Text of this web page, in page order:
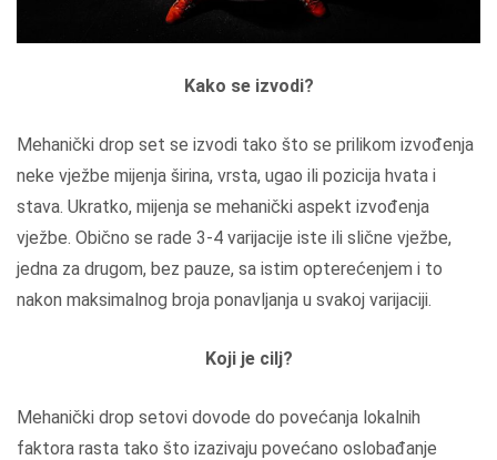
Kako se izvodi?
Mehanički drop set se izvodi tako što se prilikom izvođenja
neke vježbe mijenja širina, vrsta, ugao ili pozicija hvata i
stava. Ukratko, mijenja se mehanički aspekt izvođenja
vježbe. Obično se rade 3-4 varijacije iste ili slične vježbe,
jedna za drugom, bez pauze, sa istim opterećenjem i to
nakon maksimalnog broja ponavljanja u svakoj varijaciji.
Koji je cilj?
Mehanički drop setovi dovode do povećanja lokalnih
faktora rasta tako što izazivaju povećano oslobađanje